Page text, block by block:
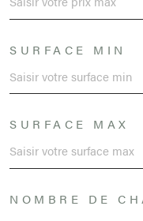
SURFACE MIN
SURFACE MAX
NOMBRE DE